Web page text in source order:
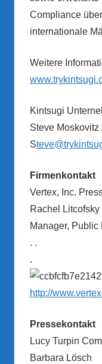
Compliance
internationale
Weitere
Kintsugi
Steve Moskovitz
S
Firmenkontakt
Vertex, Inc.
Rachel Litcofsky
Manager, Public
. .
.
http://
Pressekontakt
Lucy Turpin
Barbara Lösch